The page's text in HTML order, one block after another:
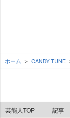
ホーム CANDY TUNE
芸能人TOP 記事